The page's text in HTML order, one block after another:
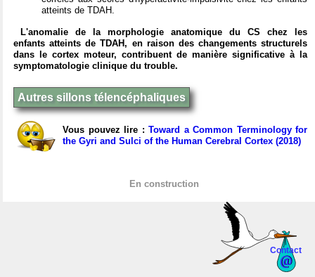
atteints de TDAH.
L'anomalie de la morphologie anatomique du CS chez les
enfants atteints de TDAH, en raison des changements structurels
dans le cortex moteur, contribuent de manière significative à la
symptomatologie clinique du trouble.
Autres sillons télencéphaliques
Vous pouvez lire : Toward a Common Terminology for
the Gyri and Sulci of the Human Cerebral Cortex (2018)
En construction
Contact